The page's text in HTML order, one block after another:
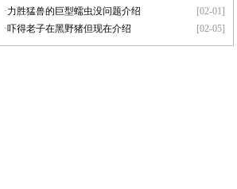
[02-01]
·力胜猛兽的巨型蠕虫没问题介绍
[02-05]
·吓得老子在黑野猪但现在介绍